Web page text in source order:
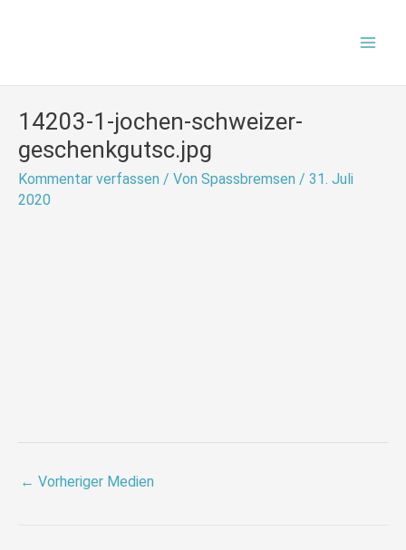
14203-1-jochen-schweizer-
geschenkgutsc.jpg
Kommentar verfassen / Von Spassbremsen / 31. Juli
2020
← Vorheriger Medien